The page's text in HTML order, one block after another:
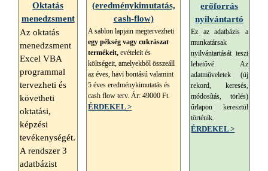
(eredménykimutatás,
cash-flow)
A sablon lapjain megtervezheti
egy pékség vagy cukrászat
termékeit,evételeit és
költségeit, amelyekből összeáll
az éves, havi bontású valamint
5 éves eredménykimutatás és
cash flow terv. Ár: 49000 Ft.
ÉRDEKEL >
erőforrás
nyilvántartó
Ez az adatbázis a
munkatársak
nyilvántartását teszi
lehetővé. Az
adatműveletek (új
rekord, keresés,
módosítás, törlés)
űrlapon keresztül
történik.
ÉRDEKEL >
Oktatás
menedzsment
Az oktatás
menedzsment
Excel VBA
programmal
tervezheti és
követheti
oktatási,
képzési
tevékenységét.
A rendszer 3
adatbázist